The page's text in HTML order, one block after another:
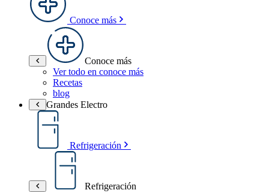
Conoce más
Conoce más
Ver todo en conoce más
Recetas
blog
Grandes Electro
Refrigeración
Refrigeración